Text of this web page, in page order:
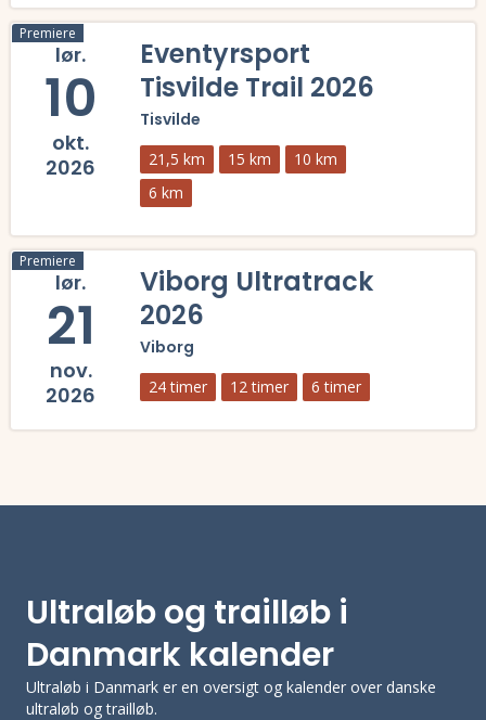
Premiere
lør.
10
okt.
2026
Eventyrsport
Tisvilde Trail 2026
Tisvilde
21,5 km 15 km
10 km
6 km
Premiere
lør.
21
nov.
2026
Viborg Ultratrack
2026
Viborg
24 timer 12 timer 6 timer
Ultraløb og trailløb i
Danmark kalender
Ultraløb i Danmark er en oversigt og kalender over danske
ultraløb og trailløb.